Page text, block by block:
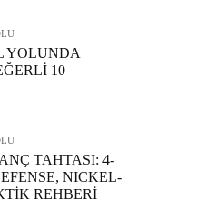
YOLUNDA
10
TAHTASI: 4-
NICKEL-
REHBERİ